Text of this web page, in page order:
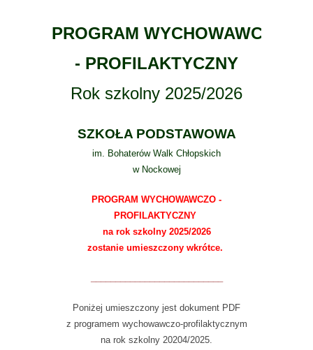
PROGRAM WYCHOWAWCZO
- PROFILAKTYCZNY
Rok szkolny 2025/2026
SZKOŁA PODSTAWOWA
im. Bohaterów Walk Chłopskich
w Nockowej
PROGRAM WYCHOWAWCZO -
PROFILAKTYCZNY
na rok szkolny 2025/2026
zostanie umieszczony wkrótce.
Poniżej umieszczony jest dokument PDF
z programem wychowawczo-profilaktycznym
na rok szkolny 20204/2025.